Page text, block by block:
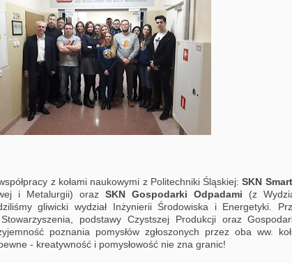
z kołami naukowymi z Politechniki Śląskiej:SKN
i Metalurgii) oraz SKN Gospodarki Odpadami (z
gliwicki wydział Inżynierii Środowiska i Energetyki.
podstawy Czystszej Produkcji oraz
poznania pomysłów zgłoszonych przez oba ww.
- kreatywność i pomysłowość nie zna granic!